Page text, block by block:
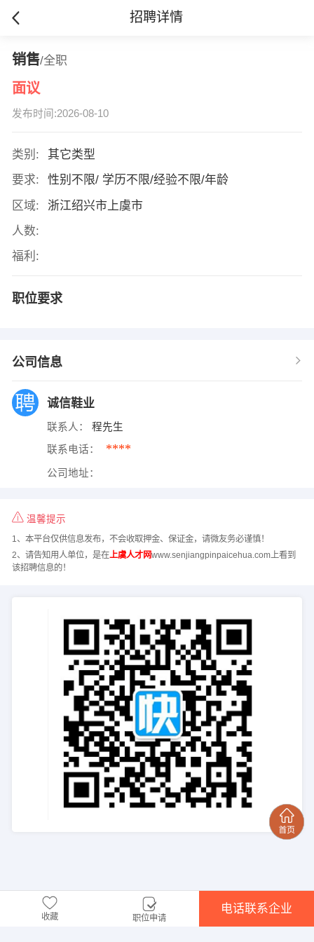
招聘详情
销售/全职
面议
发布时间:2026-08-10
类别:
其它类型
要求:
性别不限/ 学历不限/经验不限/年龄
区域:
浙江绍兴市上虞市
人数:
福利:
职位要求
公司信息
诚信鞋业
联系人： 程先生
联系电话： ****
公司地址：
温馨提示
1、本平台仅供信息发布，不会收取押金、保证金，请微友务必谨慎！
2、请告知用人单位，是在上虞人才网www.senjiangpinpaicehua.com上看到
该招聘信息的！
收藏 职位申请
电话联系企业